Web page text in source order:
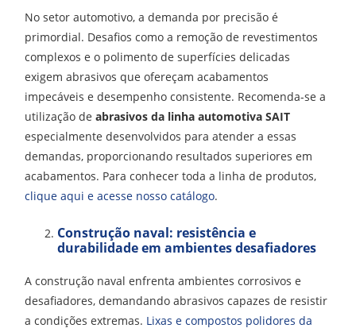
No setor automotivo, a demanda por precisão é
primordial. Desafios como a remoção de revestimentos
complexos e o polimento de superfícies delicadas
exigem abrasivos que ofereçam acabamentos
impecáveis e desempenho consistente. Recomenda-se a
utilização deabrasivos da linha automotiva SAIT
especialmente desenvolvidos para atender a essas
demandas, proporcionando resultados superiores em
acabamentos. Para conhecer toda a linha de produtos,
clique aqui e acesse nosso catálogo.
Construção naval: resistência e
durabilidade em ambientes desafiadores
A construção naval enfrenta ambientes corrosivos e
desafiadores, demandando abrasivos capazes de resistir
a condições extremas. Lixas e compostos polidores da